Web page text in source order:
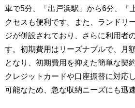
車で5分、「出戸浜駅」から6分、「
クセスも便利です。また、ランドリ
ジが併設されており、さらに利用者
す。初期費用はリーズナブルで、月
となり、初期費用を抑えた簡単な契
クレジットカードや口座振替に対応
可能なため、急な収納ニーズにも迅